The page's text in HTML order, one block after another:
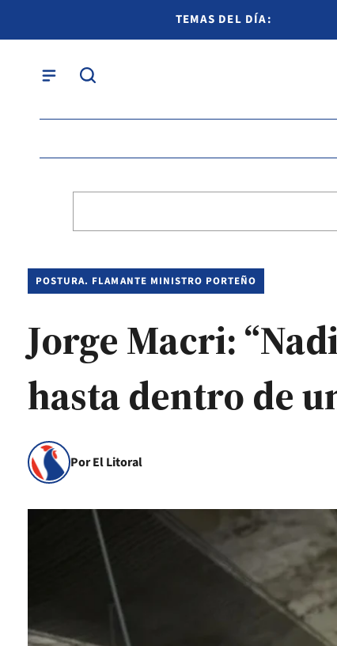
TEMAS DEL DÍA:
POSTURA. FLAMANTE MINISTRO PORTEÑO
Jorge Macri:
hasta dentro de
Por El Litoral